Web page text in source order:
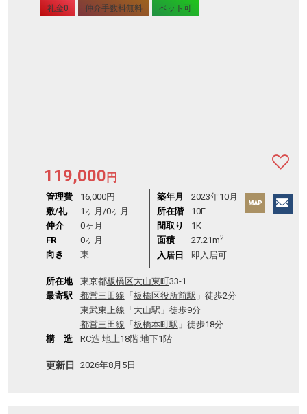
礼金0 仲介手数料無料 ペット可
119,000 円
管理費
16,000円
敷/礼
1ヶ月 /0ヶ月
仲介
0ヶ月
FR
0ヶ月
向き
東
築年月
2023年10月
所在階
10F
間取り
1K
面積
27.21m2
入居日 即入居可
所在地 東京都板橋区大山東町33-1
最寄駅
都営三田線 「 板橋区役所前駅 」徒歩2分
東武東上線 「 大山駅 」徒歩9分
都営三田線 「 板橋本町駅 」徒歩18分
構 造
RC造 地上18階 地下1階
更新日 2026年8月5日